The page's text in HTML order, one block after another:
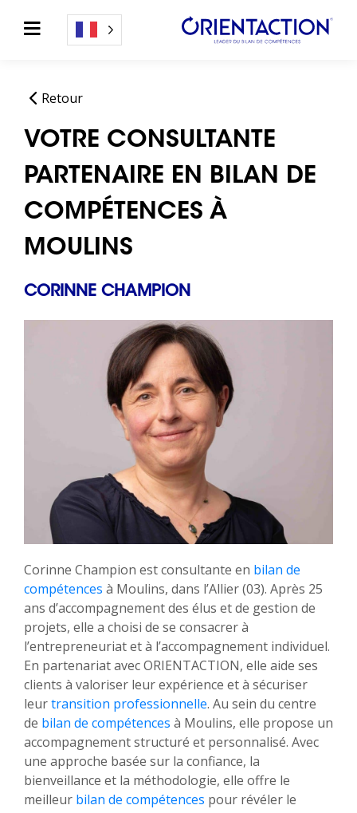
Retour
VOTRE CONSULTANTE
PARTENAIRE EN BILAN DE
COMPÉTENCES À
MOULINS
CORINNE CHAMPION
Corinne Champion est consultante en bilan de
compétences à Moulins, dans l’Allier (03). Après 25
ans d’accompagnement des élus et de gestion de
projets, elle a choisi de se consacrer à
l’entrepreneuriat et à l’accompagnement individuel.
En partenariat avec ORIENTACTION, elle aide ses
clients à valoriser leur expérience et à sécuriser
leurtransition professionnelle. Au sein du centre
de bilan de compétences à Moulins, elle propose un
accompagnement structuré et personnalisé. Avec
une approche basée sur la confiance, la
bienveillance et la méthodologie, elle offre le
meilleur bilan de compétences pour révéler le